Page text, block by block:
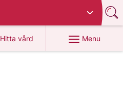
Hitta vård
at 1177.se
Menu